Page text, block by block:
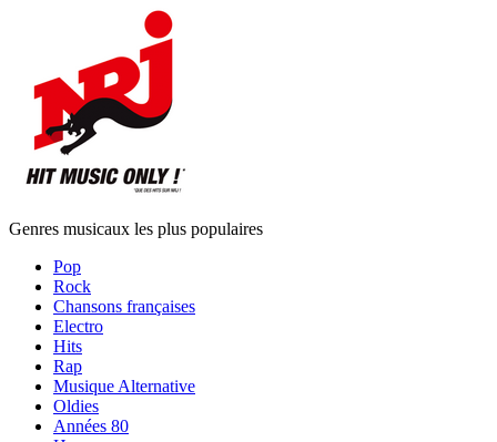
Genres musicaux les plus populaires
Pop
Rock
Chansons françaises
Electro
Hits
Rap
Musique Alternative
Oldies
Années 80